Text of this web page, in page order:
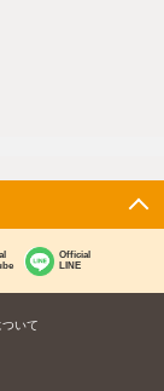
Official
LINE
ついて